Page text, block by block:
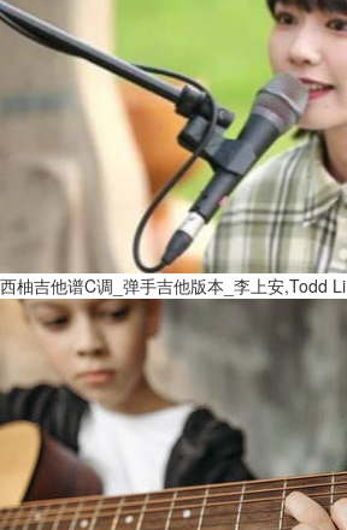
西柚吉他谱C调_弹手吉他版本_李上安,Todd Li